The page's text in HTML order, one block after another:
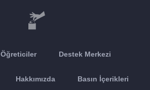
Öğreticiler Destek Merkezi
Hakkımızda Basın İçerikleri